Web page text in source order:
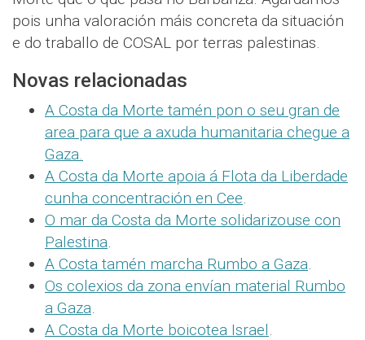
pois unha valoración máis concreta da situación
e do traballo de COSAL por terras palestinas.
Novas relacionadas
A Costa da Morte tamén pon o seu gran de
area para que a axuda humanitaria chegue a
Gaza.
A Costa da Morte apoia á Flota da Liberdade
cunha concentración en Cee
O mar da Costa da Morte solidarizouse con
Palestina
A Costa tamén marcha Rumbo a Gaza
Os colexios da zona envían material Rumbo
a Gaza
A Costa da Morte boicotea Israel